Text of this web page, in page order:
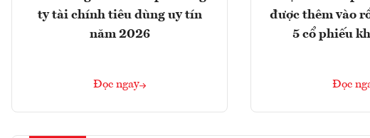
ty tài chính tiêu dùng uy tín
năm 2026
Đọc ngay
được thêm vào
5 cổ phiếu
Đọc